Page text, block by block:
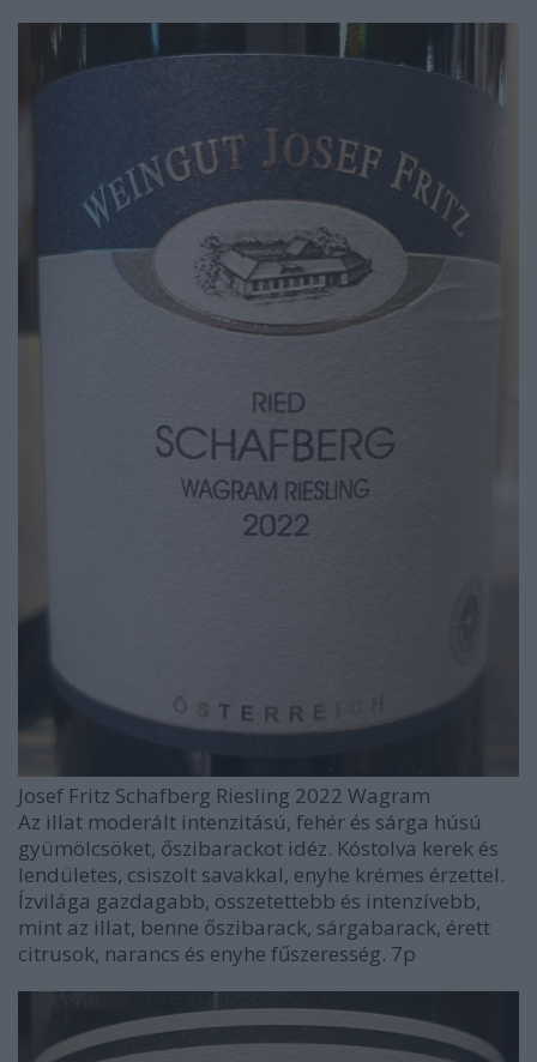
Josef Fritz Schafberg Riesling 2022 Wagram
Az illat moderált intenzitású, fehér és sárga húsú
gyümölcsöket, őszibarackot idéz. Kóstolva kerek és
lendületes, csiszolt savakkal, enyhe krémes érzettel.
Ízvilága gazdagabb, összetettebb és intenzívebb,
mint az illat, benne őszibarack, sárgabarack, érett
citrusok, narancs és enyhe fűszeresség. 7p